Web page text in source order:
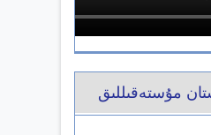
مۇستەقىللىق